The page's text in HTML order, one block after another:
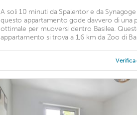
A soli 10 minuti da Spalentor e da Synagoge
questo appartamento gode davvero di una
ottimale per muoversi dentro Basilea.
appartamento si trova a 1,6 km da Zoo di
Verifica